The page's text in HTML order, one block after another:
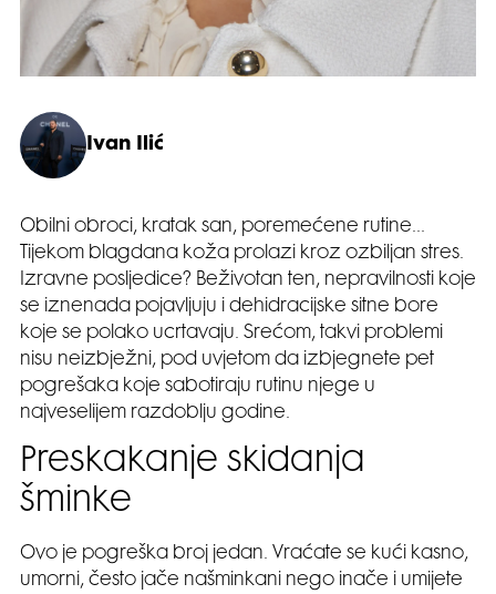
Ivan Ilić
Obilni obroci, kratak san, poremećene rutine…
Tijekom blagdana koža prolazi kroz ozbiljan stres.
Izravne posljedice? Beživotan ten, nepravilnosti koje
se iznenada pojavljuju i dehidracijske sitne bore
koje se polako ucrtavaju. Srećom, takvi problemi
nisu neizbježni, pod uvjetom da izbjegnete pet
pogrešaka koje sabotiraju rutinu njege u
najveselijem razdoblju godine.
Preskakanje skidanja
šminke
Ovo je pogreška broj jedan. Vraćate se kući kasno,
umorni, često jače našminkani nego inače i umijete